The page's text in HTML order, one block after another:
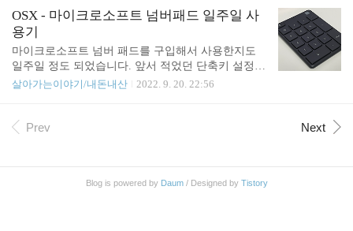
바꿀 텍스트를 블록 지정합니다. 그리고 Format (서
식) > Text (텍스트) >..
문에 검색이 잘 안 될 수 있기 때문입니다. (·)와 (•)는
가운데에 점이 있지만 실제로는 다른 문자이기 때문
에 찾기 기능을 사용하면 기본적으로 다른 가운뎃점
은 찾기가 안됩니다. 하지만 가운뎃점을 입력해야 되
는 경우가 있는데요. 그럴 때 가운뎃점을 입력하는
방법들을 적어봅니다. 복사해서 붙여 넣기 · 문자를
경우 아래 문자를 복사해서 사용합니다. • Ctrl + Cmd
+ Space에서 가운뎃점 찾기 Ctrl..
OSX - 마이크로소프트 넘버패드 일주일 사
용기
마이크로소프트 넘버 패드를 구입해서 사용한지도
일주일 정도 되었습니다. 앞서 적었던 단축키 설정
글 링크 남겨둡니다. OSX - 마이크로소프트 넘버패
저런 단축키들을 맵핑했었습니다. OSX - Command
g.com/a/BQUYS (이 링크를 통해 구입하면 저에게 약
살아가는이야기/내돈내산 2022. 9. 20. 22:56
Prev Next
Blog is powered by Daum/ Designed by Tistory